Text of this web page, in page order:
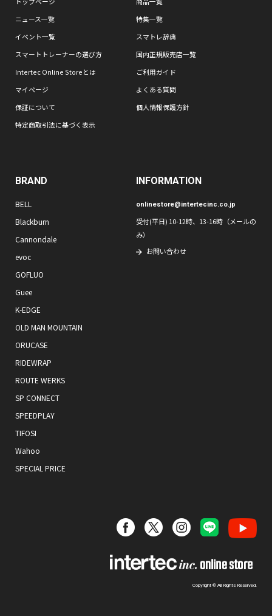
ニュース一覧
特集一覧
イベント一覧
スマトレ辞典
スマートトレーナーの選び方
国内正規販売店一覧
Intertec Online Storeとは
ご利用ガイド
マイページ
よくある質問
保証について
個人情報保護方針
特定商取引法に基づく表示
BRAND
BELL
Blackburn
Cannondale
evoc
GOFLUO
Guee
K-EDGE
OLD MAN MOUNTAIN
ORUCASE
RIDEWRAP
ROUTE WERKS
SP CONNECT
SPEEDPLAY
TIFOSI
Wahoo
SPECIAL PRICE
INFORMATION
onlinestore@intertecinc.co.jp
受付(平日) 10-12時、13-16時（メールの
み）
お問い合わせ
Copyright © All Rights Reserved.